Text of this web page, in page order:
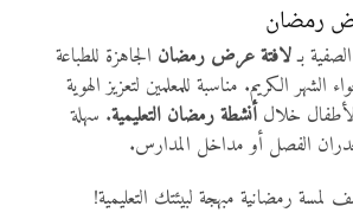
رمضان
بـلافتة عرض رمضان الجاهزة للطباعة
الكريم. مناسبة للمعلمين لتعزيز الهوية
الأطفال خلالأنشطة رمضان التعليمية. سهلة
الفصل أو مداخل المدارس.
رمضانية مبهجة لبيئتك التعليمية!